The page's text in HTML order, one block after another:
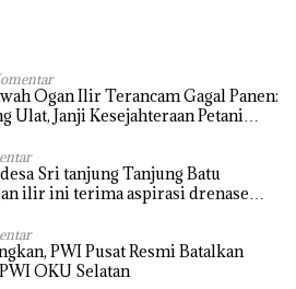
Ogan Ilir Terancam Gagal Panen:
Ulat, Janji Kesejahteraan Petani
Sri tanjung Tanjung Batu
ilir ini terima aspirasi drenase
PWI Pusat Resmi Batalkan
OKU Selatan